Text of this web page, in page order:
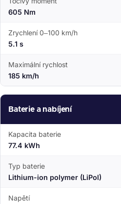
605 Nm
Zrychlení 0–100 km/h
5.1 s
Maximální rychlost
185 km/h
Baterie a nabíjení
Kapacita baterie
77.4 kWh
Typ baterie
Lithium-ion polymer (LiPol)
Napětí